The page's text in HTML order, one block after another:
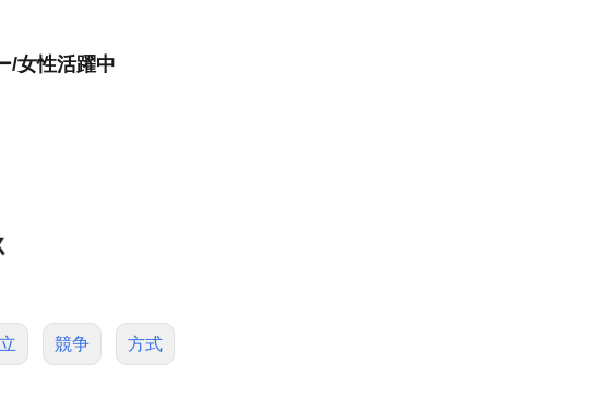
/女性活躍中
競争 方式